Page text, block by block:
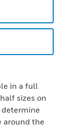
in a full
sizes on
determine
around the